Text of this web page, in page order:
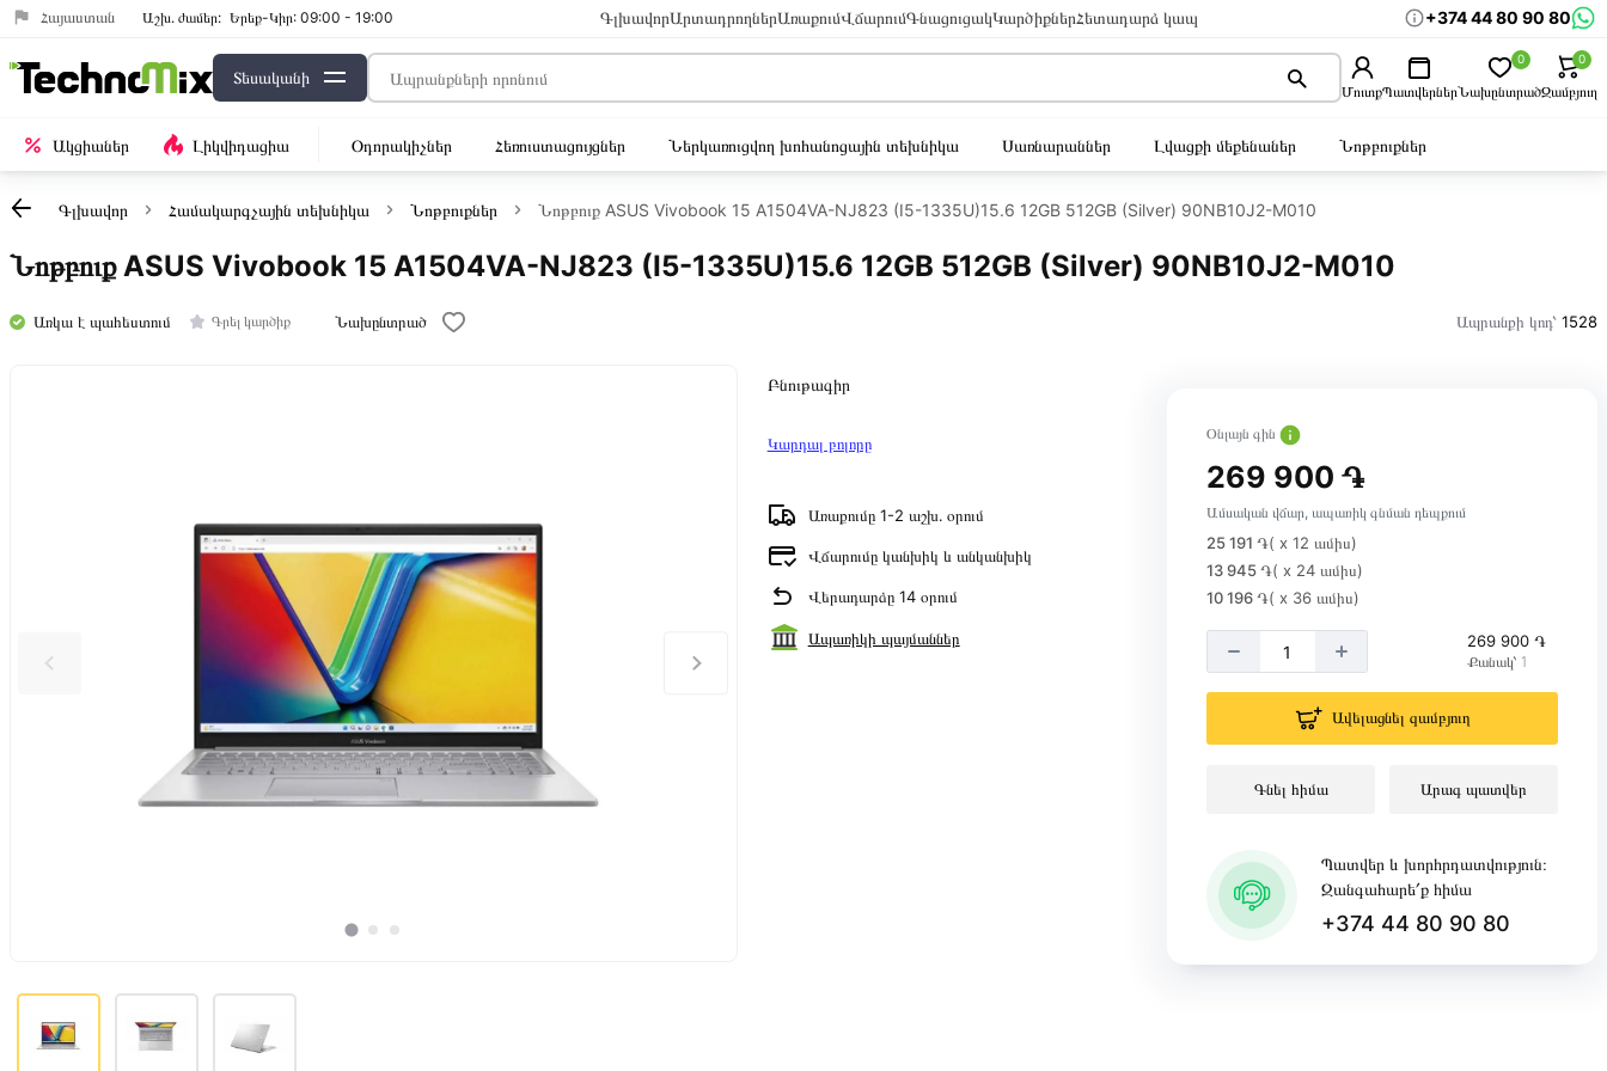
Հայաստան Աշխ․ ժամեր: Երեք-Կիր: 09:00 - 19:00 ԳլխավորԱրտադրողներԱռաքումՎճարումԳնացուցակԿարծիքներՀետադարձ կապ +374 44 80 90 80
Տեսականի
ՄուտքՊատվերներՆախընտրած
0
Զամբյուղ
0
Ակցիաներ Լիկվիդացիա Օդորակիչներ Հեռուստացույցներ Ներկառուցվող խոհանոցային տեխնիկա Սառնարաններ Լվացքի մեքենաներ Նոթբուքներ
Գլխավոր Համակարգչային տեխնիկա Նոթբուքներ Նոթբուք ASUS Vivobook 15 A1504VA-NJ823 (I5-1335U)15.6 12GB 512GB (Silver) 90NB10J2-M010
Նոթբուք ASUS Vivobook 15 A1504VA-NJ823 (I5-1335U)15.6 12GB 512GB (Silver) 90NB10J2-M010
Առկա է պահեստում Գրել կարծիք Նախընտրած Ապրանքի կոդ՝ 1528
Բնութագիր
Կարդալ բոլորը
Առաքումը 1-2 աշխ․ օրում
Վճարումը կանխիկ և անկանխիկ
Վերադարձը 14 օրում
Ապառիկի պայմաններ
Օնլայն գին
269 900 ֏
Ամսական վճար, ապառիկ գնման դեպքում
25 191 ֏( x 12 ամիս)
13 945 ֏( x 24 ամիս)
10 196 ֏( x 36 ամիս)
269 900 ֏
Քանակ՝ 1
Ավելացնել զամբյուղ
Գնել հիմա Արագ պատվեր
Պատվեր և խորհրդատվություն։
Զանգահարե՛ք հիմա
+374 44 80 90 80